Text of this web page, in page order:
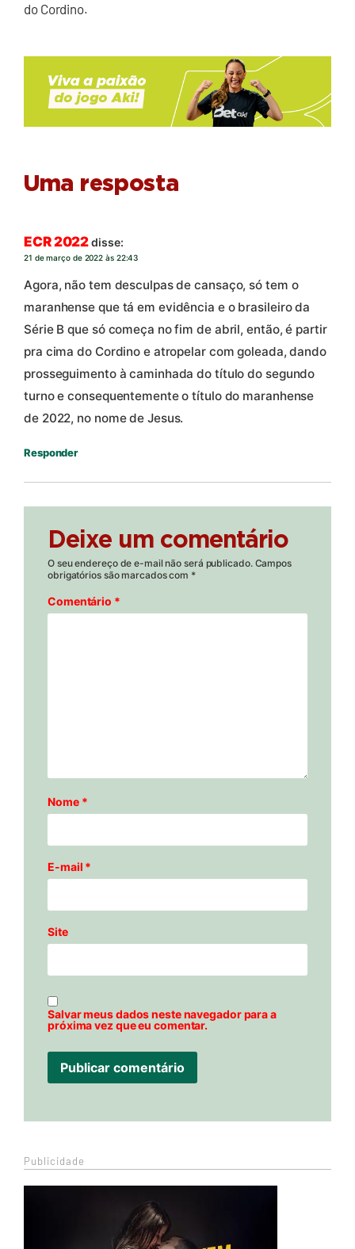
do Cordino.
Uma resposta
ECR 2022disse:
21 de março de 2022 às 22:43
Agora, não tem desculpas de cansaço, só tem o
maranhense que tá em evidência e o brasileiro da
Série B que só começa no fim de abril, então, é partir
pra cima do Cordino e atropelar com goleada, dando
prosseguimento à caminhada do título do segundo
turno e consequentemente o título do maranhense
de 2022, no nome de Jesus.
Responder
Deixe um comentário
O seu endereço de e-mail não será publicado. Campos
obrigatórios são marcados com *
Comentário *
Nome *
E-mail *
Site
Salvar meus dados neste navegador para a
próxima vez que eu comentar.
Publicidade